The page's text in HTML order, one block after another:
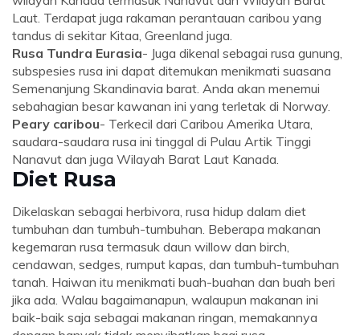
Laut. Terdapat juga rakaman perantauan caribou yang
tandus di sekitar Kitaa, Greenland juga.
Rusa Tundra Eurasia- Juga dikenal sebagai rusa gunung,
subspesies rusa ini dapat ditemukan menikmati suasana
Semenanjung Skandinavia barat. Anda akan menemui
sebahagian besar kawanan ini yang terletak di Norway.
Peary caribou- Terkecil dari Caribou Amerika Utara,
saudara-saudara rusa ini tinggal di Pulau Artik Tinggi
Nanavut dan juga Wilayah Barat Laut Kanada.
Diet Rusa
Dikelaskan sebagai herbivora, rusa hidup dalam diet
tumbuhan dan tumbuh-tumbuhan. Beberapa makanan
kegemaran rusa termasuk daun willow dan birch,
cendawan, sedges, rumput kapas, dan tumbuh-tumbuhan
tanah. Haiwan itu menikmati buah-buahan dan buah beri
jika ada. Walau bagaimanapun, walaupun makanan ini
baik-baik saja sebagai makanan ringan, memakannya